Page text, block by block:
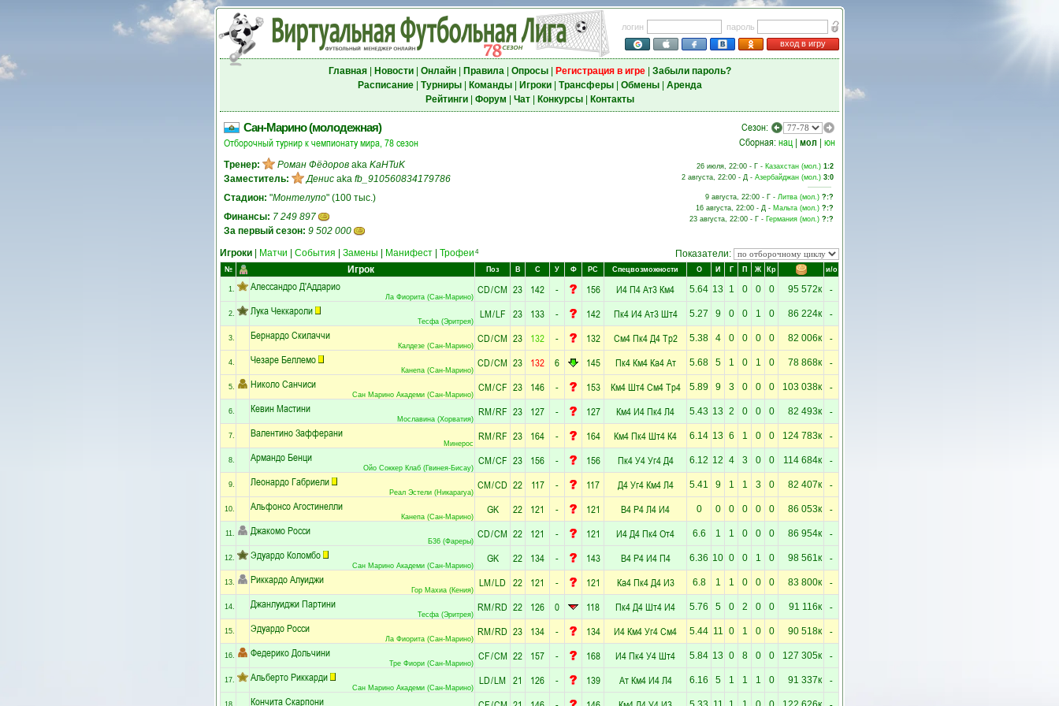
логин
пароль
вход в игру
Главная| Новости| Онлайн| Правила| Опросы| Регистрация в игре| Забыли пароль?
Расписание| Турниры| Команды| Игроки| Трансферы| Обмены| Аренда
Рейтинги| Форум Чат| Конкурсы| Контакты
Сан-Марино (молодежная)
Отборочный турнир к чемпионату мира, 78 сезон
Тренер: Роман Фёдоров aka KaHTuK
Заместитель:
Денис aka fb_910560834179786
Стадион: "Монтелупо" (100 тыс.)
Финансы: 7 249 897
За первый сезон: 9 502 000
Сезон:
Сборная: нац | мол | юн
26 июля, 22:00 - Г - Казахстан (мол.) 1:2
2 августа, 22:00 - Д - Азербайджан (мол.) 3:0
9 августа, 22:00 - Г - Литва (мол.) ?:?
16 августа, 22:00 - Д - Мальта (мол.) ?:?
23 августа, 22:00 - Г - Германия (мол.) ?:?
Игроки Матчи События Замены Манифест Трофеи 4 Показатели:
№ Игрок Поз В С У Ф РС Спецвозможности О И Г П Ж Кр и/о
1. Алессандро Д'Аддарио
Ла Фиорита (Сан-Марино)
CD/CM 23 142 - 156 И4П4Ат3Км4 5.64 13 1 0 0 0 95 572к -
2. Лука Чеккароли
Тесфа (Эритрея)
LM/LF 23 133 - 142 Пк4И4Ат3Шт4 5.27 9 0 0 1 0 86 224к -
3. Бернардо Скилаччи
Калдезе (Сан-Марино)
CD/CM 23 132 - 132 См4Пк4Д4Тр2 5.38 4 0 0 0 0 82 006к -
4. Чезаре Беллемо
Канепа (Сан-Марино)
CD/CM 23 132 6 145 Пк4Км4Ка4Ат 5.68 5 1 0 1 0 78 868к -
5. Николо Санчиси
Сан Марино Академи (Сан-Марино)
CM/CF 23 146 - 153 Км4Шт4См4Тр4 5.89 9 3 0 0 0 103 038к -
6. Кевин Мастини
Мославина (Хорватия)
RM/RF 23 127 - 127 Км4И4Пк4Л4 5.43 13 2 0 0 0 82 493к -
7. Валентино Зафферани
Минерос
RM/RF 23 164 - 164 Км4Пк4Шт4К4 6.14 13 6 1 0 0 124 783к -
8. Армандо Бенци
Ойо Соккер Клаб (Гвинея-Бисау)
CM/CF 23 156 - 156 Пк4У4Уг4Д4 6.12 12 4 3 0 0 114 684к -
9. Леонардо Габриели
Реал Эстели (Никарагуа)
CM/CD 22 117 - 117 Д4Уг4Км4Л4 5.41 9 1 1 3 0 82 407к -
10. Альфонсо Агостинелли
Канепа (Сан-Марино)
GK 22 121 - 121 В4Р4Л4И4 0 0 0 0 0 0 86 053к -
11. Джакомо Росси
Б36 (Фареры)
CD/CM 22 121 - 121 И4Д4Пк4От4 6.6 1 1 0 0 0 86 954к -
12. Эдуардо Коломбо
Сан Марино Академи (Сан-Марино)
GK 22 134 - 143 В4Р4И4П4 6.36 10 0 0 1 0 98 561к -
13. Риккардо Алуиджи
Гор Махиа (Кения)
LM/LD 22 121 - 121 Ка4Пк4Д4И3 6.8 1 1 0 0 0 83 800к -
14. Джанлуиджи Партини
Тесфа (Эритрея)
RM/RD 22 126 0 118 Пк4Д4Шт4И4 5.76 5 0 2 0 0 91 116к -
15. Эдуардо Росси
Ла Фиорита (Сан-Марино)
RM/RD 23 134 - 134 И4Км4Уг4См4 5.44 11 0 1 0 0 90 518к -
16. Федерико Дольчини
Тре Фиори (Сан-Марино)
CF/CM 22 157 - 168 И4Пк4У4Шт4 5.84 13 0 8 0 0 127 305к -
17. Альберто Риккарди
Сан Марино Академи (Сан-Марино)
LD/LM 21 126 - 139 АтКм4И4Л4 6.16 5 1 1 1 0 91 337к -
18. Кончита Скарпони